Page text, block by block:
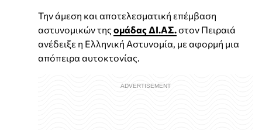
Την άμεση και αποτελεσματική επέμβαση
αστυνομικών της ομάδας ΔΙ.ΑΣ. στον Πειραιά
ανέδειξε η Ελληνική Αστυνομία, με αφορμή μια
απόπειρα αυτοκτονίας.